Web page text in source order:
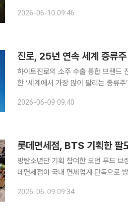
까지 두 달간 문을 열며, 운영 시간은
2026-06-10 09:46
진로, 25년 연속 세계 증류
하이트진로의 소주 수출 통합 브랜드
한 ‘세계에서 가장 많이 팔리는 증류주’에
2026-06-09 09:40
롯데면세점, BTS 기획한 팔
방탄소년단 기획 참여한 모던 푸드 브
데면세점이 국내 면세업계 단독으로
는 브랜드 아리는 제품 개발부터 패키
2026-06-09 09:34